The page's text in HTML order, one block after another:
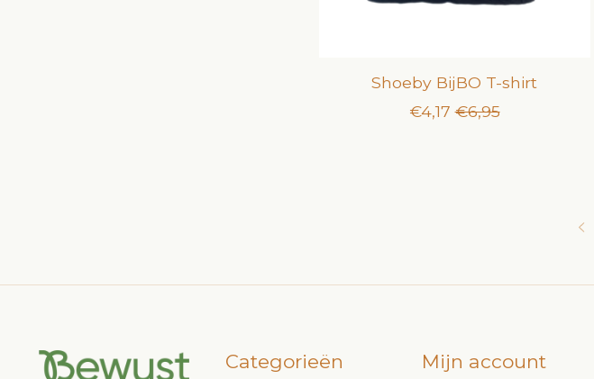
Shoeby BijBO T-shirt
€4,17 €6,95
Categorieën Mijn account